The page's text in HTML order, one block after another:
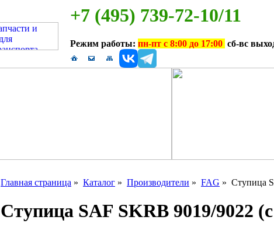
+7 (495) 739-72-10/11
Режим работы: пн-пт с 8:00 до 17:00 сб-вс
Главная страница » Каталог » Производители » FAG » Ступица
Ступица SAF SKRB 9019/9022